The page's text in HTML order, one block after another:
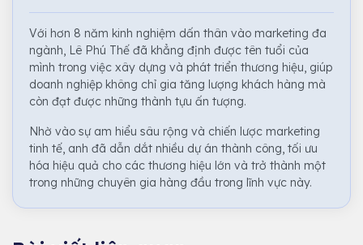
Với hơn 8 năm kinh nghiệm dấn thân vào marketing đa
ngành, Lê Phú Thế đã khẳng định được tên tuổi của
mình trong việc xây dựng và phát triển thương hiệu, giúp
doanh nghiệp không chỉ gia tăng lượng khách hàng mà
còn đạt được những thành tựu ấn tượng.
Nhờ vào sự am hiểu sâu rộng và chiến lược marketing
tinh tế, anh đã dẫn dắt nhiều dự án thành công, tối ưu
hóa hiệu quả cho các thương hiệu lớn và trở thành một
trong những chuyên gia hàng đầu trong lĩnh vực này.